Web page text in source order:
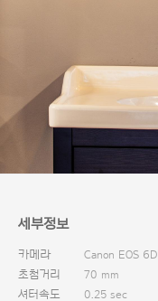
세부정보
카메라
Canon EOS 6D
초첨거리
70 mm
셔터속도
0.25 sec